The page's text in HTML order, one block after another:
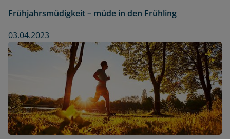
Frühjahrsmüdigkeit – müde in den Frühling
03.04.2023